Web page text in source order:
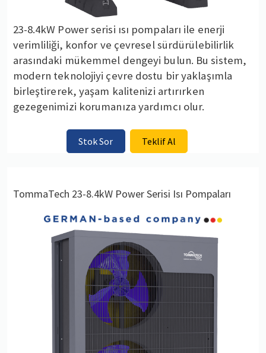
23-8.4kW Power serisi ısı pompaları ile enerji
verimliliği, konfor ve çevresel sürdürülebilirlik
arasındaki mükemmel dengeyi bulun. Bu sistem,
modern teknolojiyi çevre dostu bir yaklaşımla
birleştirerek, yaşam kalitenizi artırırken
gezegenimizi korumanıza yardımcı olur.
Stok Sor Teklif Al
TommaTech 23-8.4kW Power Serisi Isı Pompaları